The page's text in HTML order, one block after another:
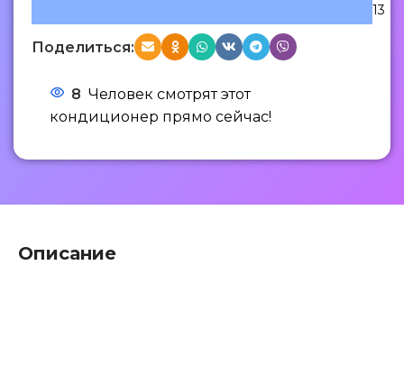
13
Поделиться:
8 Человек смотрят этот
кондиционер прямо сейчас!
Описание